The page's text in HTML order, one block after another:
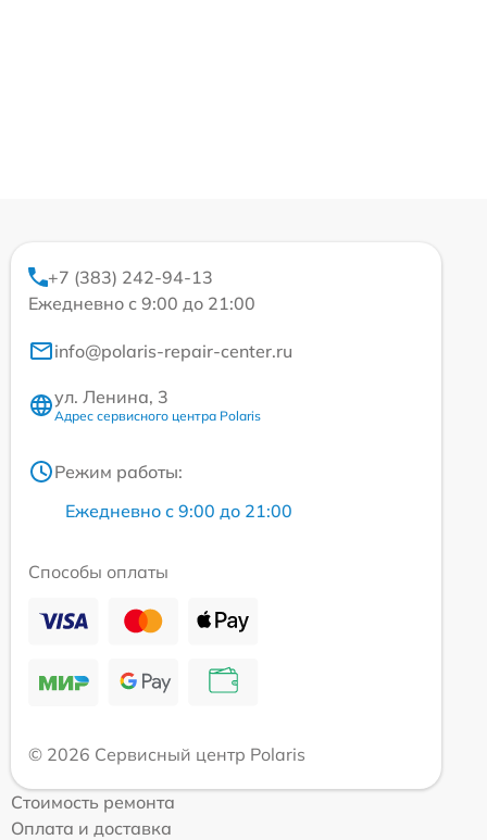
+7 (383) 242-94-13
Ежедневно с 9:00 до 21:00
info@polaris-repair-center.ru
ул. Ленина, 3
Адрес сервисного центра Polaris
Режим работы:
Ежедневно с 9:00 до 21:00
Способы оплаты
© 2026 Сервисный центр Polaris
Стоимость ремонта
Оплата и доставка